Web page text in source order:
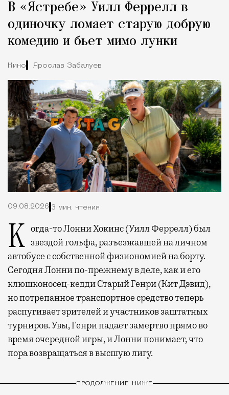
Город
В «Ястребе» Уилл Феррелл в
одиночку ломает старую добрую
комедию и бьет мимо лунки
Кино Ярослав Забалуев
09.08.2026 3 мин. чтения
Когда-то Лонни Хокинс (Уилл Феррелл) был звездой гольфа, разъезжавшей на личном
автобусе с собственной физиономией на борту.
Сегодня Лонни по-прежнему в деле, как и его
клюшконосец-кедди Старый Генри (Кит Дэвид),
но потрепанное транспортное средство теперь
распугивает зрителей и участников заштатных
турниров. Увы, Генри падает замертво прямо во
время очередной игры, и Лонни понимает, что
пора возвращаться в высшую лигу.
ПРОДОЛЖЕНИЕ НИЖЕ